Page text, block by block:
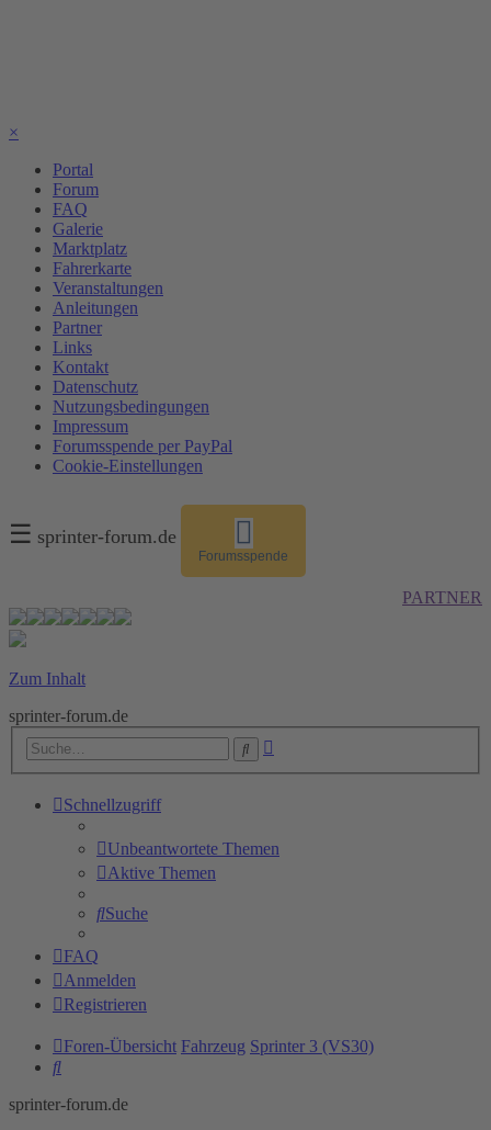
×
Portal
Forum
FAQ
Galerie
Marktplatz
Fahrerkarte
Veranstaltungen
Anleitungen
Partner
Links
Kontakt
Datenschutz
Nutzungsbedingungen
Impressum
Forumsspende per PayPal
Cookie-Einstellungen
☰ sprinter-forum.de
Forumsspende
PARTNER
Zum Inhalt
sprinter-forum.de
Suche
Schnellzugriff
Unbeantwortete Themen
Aktive Themen
Suche
FAQ
Anmelden
Registrieren
Foren-Übersicht Fahrzeug Sprinter 3 (VS30)
Suche
sprinter-forum.de